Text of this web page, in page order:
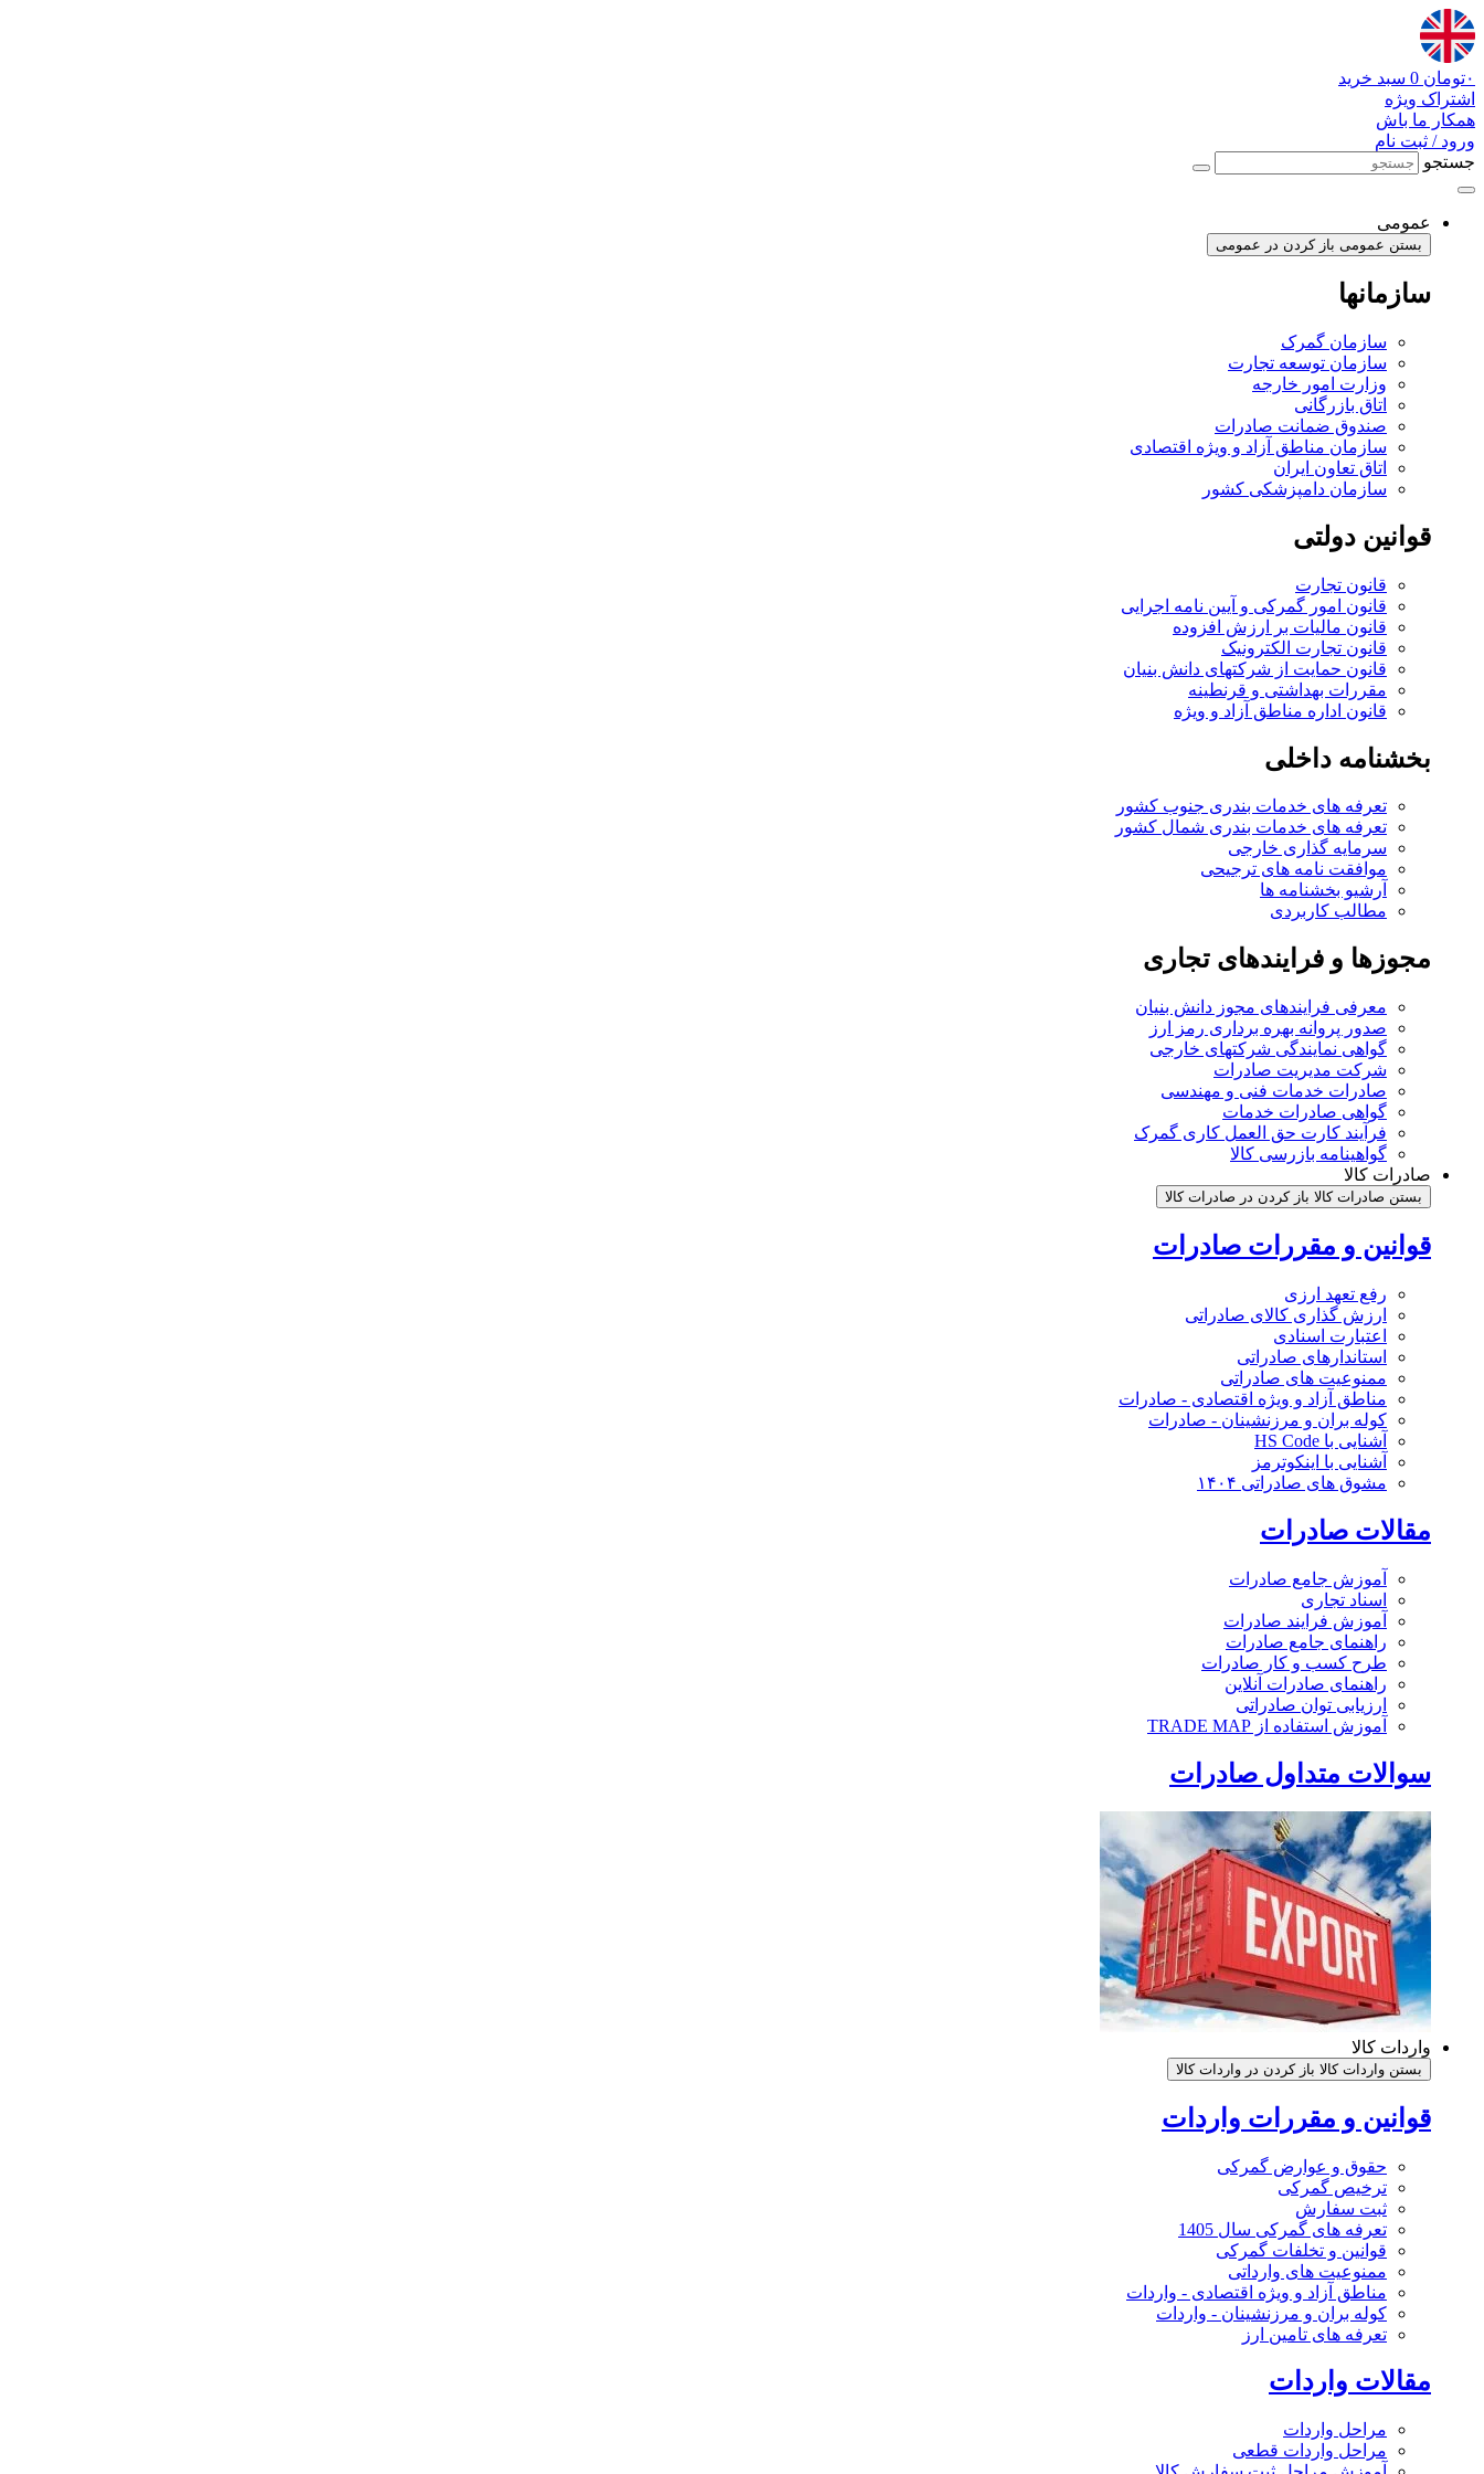
پرش
به
محتوا
۰تومان 0 سبد خرید
اشتراک ویژه
همکار ما باش
ورود / ثبت نام
جستجو
عمومی
بستن عمومی باز کردن در عمومی
سازمانها
سازمان گمرک
سازمان توسعه تجارت
وزارت امور خارجه
اتاق بازرگانی
صندوق ضمانت صادرات
سازمان مناطق آزاد و ویژه اقتصادی
اتاق تعاون ایران
سازمان دامپزشکی کشور
قوانین دولتی
قانون تجارت
قانون امور گمرکی و آیین نامه اجرایی
قانون مالیات بر ارزش افزوده
قانون تجارت الکترونیک
قانون حمایت از شرکتهای دانش بنیان
مقررات بهداشتی و قرنطینه
قانون اداره مناطق آزاد و ویژه
بخشنامه داخلی
تعرفه های خدمات بندری جنوب کشور
تعرفه های خدمات بندری شمال کشور
سرمایه گذاری خارجی
موافقت نامه های ترجیحی
آرشیو بخشنامه ها
مطالب کاربردی
مجوزها و فرایندهای تجاری
معرفی فرایندهای مجوز دانش بنیان
صدور پروانه بهره برداری رمز ارز
گواهی نمایندگی شرکتهای خارجی
شرکت مدیریت صادرات
صادرات خدمات فنی و مهندسی
گواهی صادرات خدمات
فرآیند کارت حق العمل کاری گمرک
گواهینامه بازرسی کالا
صادرات کالا
بستن صادرات کالا باز کردن در صادرات کالا
قوانین و مقررات صادرات
رفع تعهد ارزی
ارزش گذاری کالای صادراتی
اعتبارت اسنادی
استاندارهای صادراتی
ممنوعیت های صادراتی
مناطق آزاد و ویژه اقتصادی - صادرات
کوله بران و مرزنشینان - صادرات
آشنایی با HS Code
آشنایی با اینکوترمز
مشوق های صادراتی ۱۴۰۴
مقالات صادرات
آموزش جامع صادرات
اسناد تجاری
آموزش فرایند صادرات
راهنمای جامع صادرات
طرح کسب و کار صادرات
راهنمای صادرات آنلاین
ارزیابی توان صادراتی
آموزش استفاده از TRADE MAP
سوالات متداول صادرات
واردات کالا
بستن واردات کالا باز کردن در واردات کالا
قوانین و مقررات واردات
حقوق و عوارض گمرکی
ترخیص گمرکی
ثبت سفارش
تعرفه های گمرکی سال 1405
قوانین و تخلفات گمرکی
ممنوعیت های وارداتی
مناطق آزاد و ویژه اقتصادی - واردات
کوله بران و مرزنشینان - واردات
تعرفه های تامین ارز
مقالات واردات
مراحل واردات
مراحل واردات قطعی